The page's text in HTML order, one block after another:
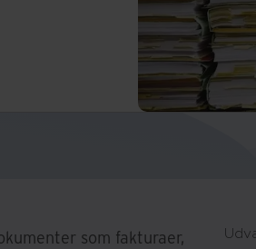
som fakturaer,